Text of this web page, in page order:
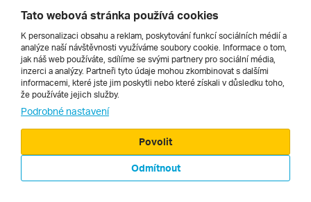
S výběrem nebo nákupem
zájezdu vám pomohu
222 200 610
Tato webová stránka používá cookies
K personalizaci obsahu a reklam, poskytování funkcí sociálních médií a
analýze naší návštěvnosti využíváme soubory cookie. Informace o tom,
jak náš web používáte, sdílíme se svými partnery pro sociální média,
inzerci a analýzy. Partneři tyto údaje mohou zkombinovat s dalšími
informacemi, které jste jim poskytli nebo které získali v důsledku toho,
že používáte jejich služby.
Podrobné nastavení
Odmítnout
Povolit